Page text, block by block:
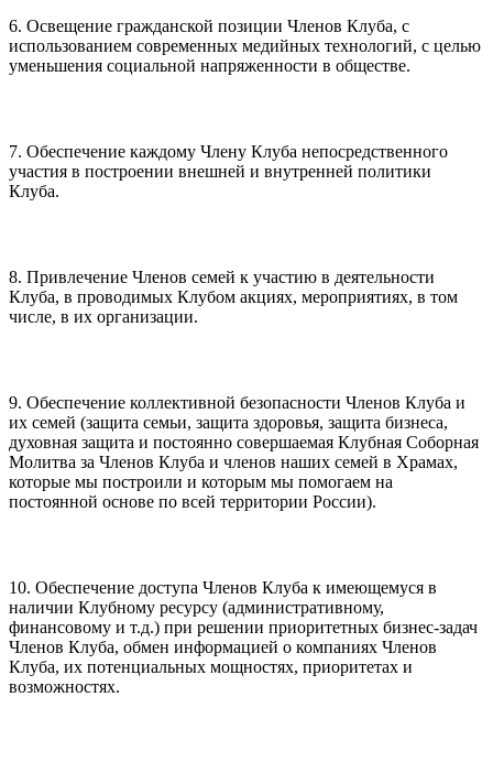
6. Освещение гражданской позиции Членов Клуба, с
использованием cовременных медийных технологий, c целью
уменьшения социальной напряженности в обществе.
7. Обеспечение каждому Члену Клуба непосредственного
участия в построении внешней и внутренней политики
Клуба.
8. Привлечение Членов семей к участию в деятельности
Клуба, в проводимых Клубом акциях, мероприятиях, в том
числе, в их организации.
9. Обеспечение коллективной безопасности Членов Клуба и
их семей (защита семьи, защита здоровья, защита бизнеса,
духовная защита и постоянно совершаемая Клубная Соборная
Молитва за Членов Клуба и членов наших семей в Храмах,
которые мы построили и которым мы помогаем на
постоянной основе по всей территории России).
10. Обеспечение доступа Членов Клуба к имеющемуся в
наличии Клубному ресурсу (административному,
финансовому и т.д.) при решении приоритетных бизнес-задач
Членов Клуба, обмен информацией о компаниях Членов
Клуба, их потенциальных мощностях, приоритетах и
возможностях.